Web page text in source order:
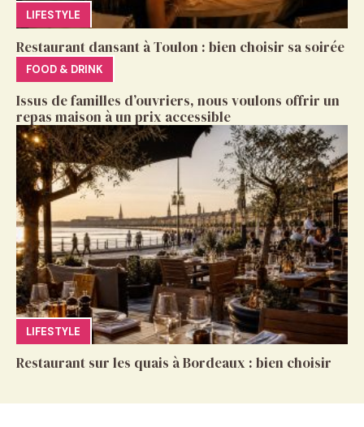
LIFESTYLE
Restaurant dansant à Toulon : bien choisir sa soirée
FOOD & DRINK
Issus de familles d’ouvriers, nous voulons offrir un
repas maison à un prix accessible
LIFESTYLE
Restaurant sur les quais à Bordeaux : bien choisir